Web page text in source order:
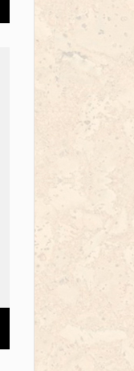
весь экран
весь экран